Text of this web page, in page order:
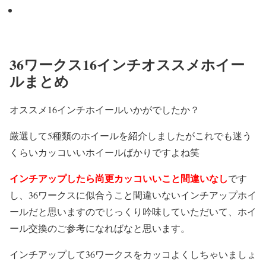
36ワークス16インチオススメホイー
ルまとめ
オススメ16インチホイールいかがでしたか？
厳選して5種類のホイールを紹介しましたがこれでも迷う
くらいカッコいいホイールばかりですよね笑
インチアップしたら尚更カッコいいこと間違いなしです
し、36ワークスに似合うこと間違いないインチアップホイ
ールだと思いますのでじっくり吟味していただいて、ホイ
ール交換のご参考になればなと思います。
インチアップして36ワークスをカッコよくしちゃいましょ